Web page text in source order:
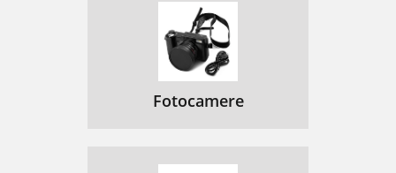
Fotocamere